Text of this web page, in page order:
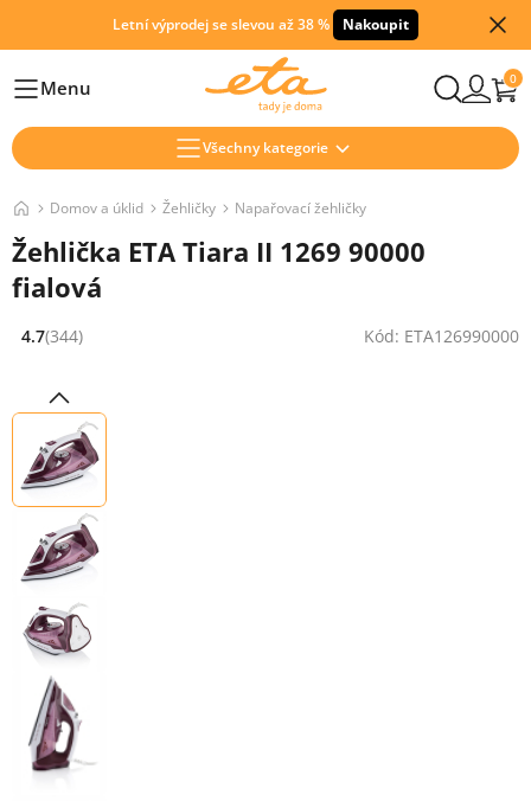
Letní výprodej se slevou až 38 % Nakoupit
HlavníMenu 0
Všechny kategorie
Domov a úklid Žehličky Napařovací žehličky
Žehlička ETA Tiara II 1269 90000
fialová
Hodnocení: 4.7 z 5 (344 recenzí)
4.7(344) Kód: ETA126990000